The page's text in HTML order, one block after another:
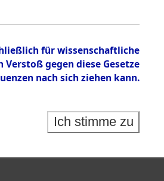
für wissenschaftliche
gegen diese Gesetze
nach sich ziehen kann.
Ich stimme zu